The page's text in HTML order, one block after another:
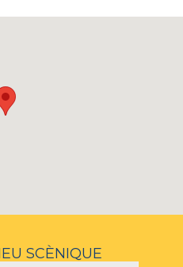
SCÈNIQUE